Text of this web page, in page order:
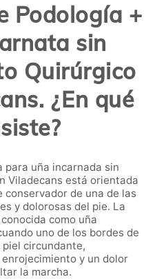
Podología +
sin
Quirúrgico
¿En qué
para uña incarnada sin
Viladecans está orientada
de una de las
y dolorosas del pie. La
como uña
uno de los bordes de
circundante,
y un dolor
la marcha.